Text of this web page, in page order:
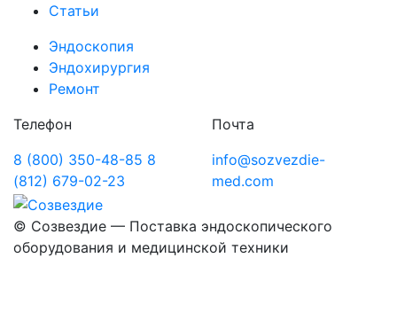
Статьи
Эндоскопия
Эндохирургия
Ремонт
Телефон
8 (800) 350-48-85 8
(812) 679-02-23
Почта
info@sozvezdie-
med.com
© Созвездие — Поставка эндоскопического
оборудования и медицинской техники